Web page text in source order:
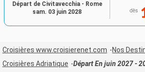
dès
Départ de Civitavecchia - Rome
sam. 03 juin 2028
Croisières www.croisierenet.com
Nos
Croisières Adriatique
Départ En juin 2027 -